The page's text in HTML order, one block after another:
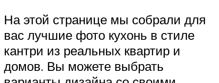
На этой странице мы собрали для
вас лучшие фото кухонь в стиле
кантри из реальных квартир и
домов. Вы можете выбрать